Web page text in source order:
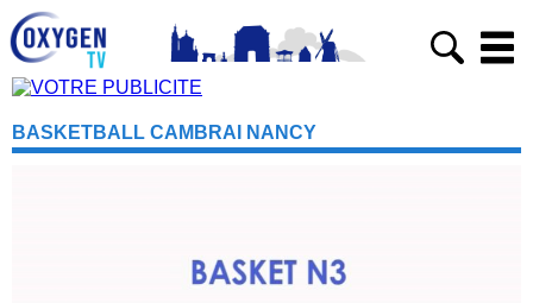
BASKETBALL CAMBRAI NANCY